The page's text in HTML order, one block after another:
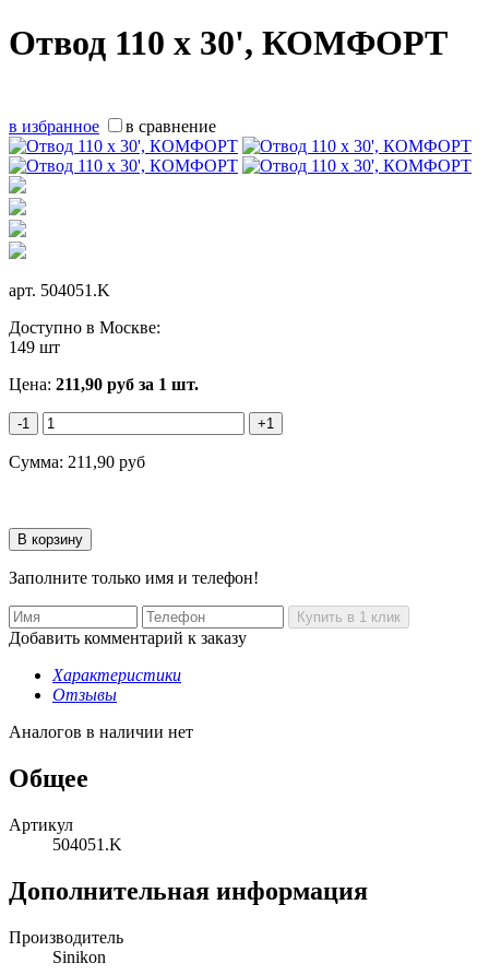
Отвод 110 х 30', КОМФОРТ
в избранное в сравнение
арт. 504051.K
Доступно в Москве:
149 шт
Цена: 211,90 руб за 1 шт.
-1 +1
Сумма: 211,90 руб
Заполните только имя и телефон!
Добавить комментарий к заказу
Характеристики
Отзывы
Аналогов в наличии нет
Общее
Артикул
504051.K
Дополнительная информация
Производитель
Sinikon